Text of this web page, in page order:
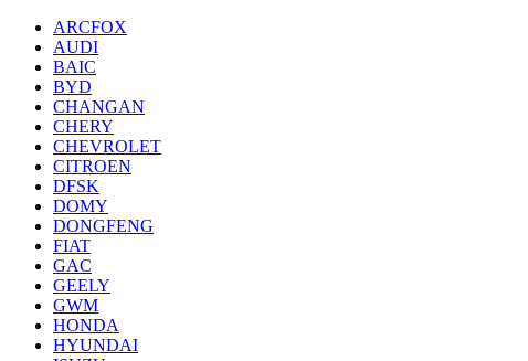
ARCFOX
AUDI
BAIC
BYD
CHANGAN
CHERY
CHEVROLET
CITROEN
DFSK
DOMY
DONGFENG
FIAT
GAC
GEELY
GWM
HONDA
HYUNDAI